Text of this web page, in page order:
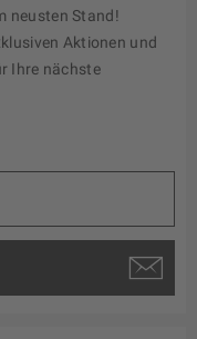
neusten Stand!
Aktionen und
Ihre nächste